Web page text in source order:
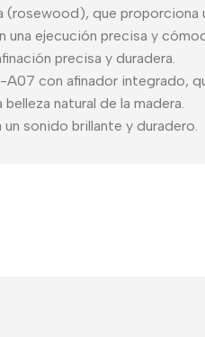
(rosewood), que proporciona
ejecución precisa y
precisa y duradera.
A07 con afinador integrado,
natural de la madera.
sonido brillante y duradero.